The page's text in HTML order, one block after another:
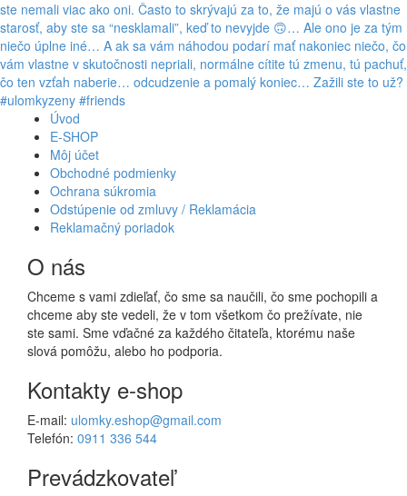
Úvod
E-SHOP
Môj účet
Obchodné podmienky
Ochrana súkromia
Odstúpenie od zmluvy / Reklamácia
Reklamačný poriadok
O nás
Chceme s vami zdieľať, čo sme sa naučili, čo sme pochopili a
chceme aby ste vedeli, že v tom všetkom čo prežívate, nie
ste sami. Sme vďačné za každého čitateľa, ktorému naše
slová pomôžu, alebo ho podporia.
Kontakty e-shop
E-mail: ulomky.eshop@gmail.com
Telefón: 0911 336 544
Prevádzkovateľ